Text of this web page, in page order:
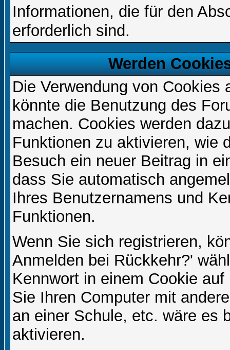
Informationen, die für den
erforderlich sind.
Werden
Die Verwendung von
könnte die Benutzung des
machen. Cookies werden
Funktionen zu aktivieren, wie
Besuch ein neuer Beitrag in
dass Sie automatisch
Ihres Benutzernamens und
Funktionen.
Wenn Sie sich registrieren,
Anmelden bei Rückkehr?'
Kennwort in einem Cookie
Sie Ihren Computer mit
an einer Schule, etc. wäre es
aktivieren.